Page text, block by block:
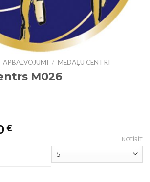
APBALVOJUMI / MEDAĻU CENTRI
M026
€
NOTĪRĪT